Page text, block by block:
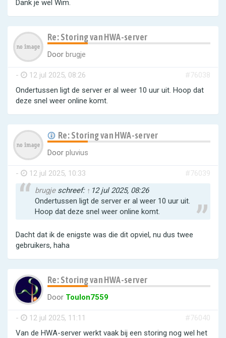
Dank je wel Wim.
Re: Storing van HWA-server
Door brugje
- 12 jul 2025, 08:26
#76038
Ondertussen ligt de server er al weer 10 uur uit. Hoop dat
deze snel weer online komt.
Re: Storing van HWA-server
Door pluvius
- 12 jul 2025, 10:33
#76039
brugjeschreef: ↑ 12 jul 2025, 08:26
Ondertussen ligt de server er al weer 10 uur uit.
Hoop dat deze snel weer online komt.
Dacht dat ik de enigste was die dit opviel, nu dus twee
gebruikers, haha
Re: Storing van HWA-server
Door Toulon7559
- 12 jul 2025, 11:11
#76040
Van de HWA-server werkt vaak bij een storing nog wel het